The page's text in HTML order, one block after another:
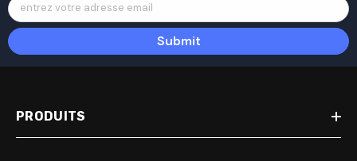
entrez votre adresse email
Submit
PRODUITS